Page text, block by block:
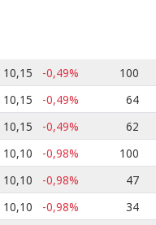
10,15 -0,49% 100
10,15 -0,49% 64
10,15 -0,49% 62
10,10 -0,98% 100
10,10 -0,98% 47
10,10 -0,98% 34